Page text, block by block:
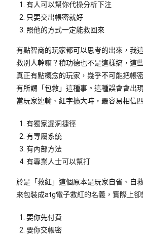
有人可以幫你代操分析下注
只要交出帳密就好
照他的方式一定能救回來
有點智商的玩家都可以思考的出來，我
救別人幹嘛？積功德也不是這樣搞，這
真正有點概念的玩家，幾乎不可能把帳
有所謂「包救」這種事。這種誤會會出
當玩家連輸、紅字擴大時，最容易相信
有獨家漏洞捷徑
有專屬系統
有內部方法
有專業人士可以幫打
於是「救紅」這個原本是玩家自省、自
來包裝成atg電子救紅的名義，實際上卻
要你先付費
要你交帳密